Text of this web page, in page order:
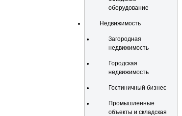
оборудование
Недвижимость
Загородная
недвижимость
Городская
недвижимость
Гостиничный бизнес
Промышленные
объекты и складская